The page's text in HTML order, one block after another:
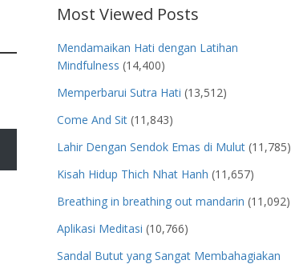
Most Viewed Posts
Mendamaikan Hati dengan Latihan
Mindfulness (14,400)
Memperbarui Sutra Hati (13,512)
Come And Sit (11,843)
Lahir Dengan Sendok Emas di Mulut (11,785)
Kisah Hidup Thich Nhat Hanh (11,657)
Breathing in breathing out mandarin (11,092)
Aplikasi Meditasi (10,766)
Sandal Butut yang Sangat Membahagiakan